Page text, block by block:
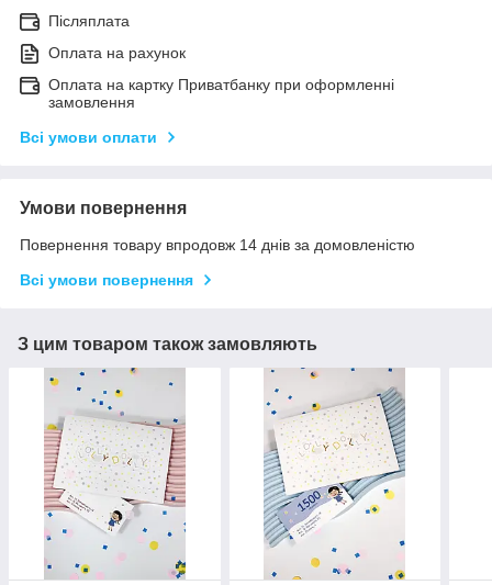
Післяплата
Оплата на рахунок
Оплата на картку Приватбанку при оформленні
замовлення
Всі умови оплати
Умови повернення
Повернення товару впродовж 14 днів за домовленістю
Всі умови повернення
З цим товаром також замовляють